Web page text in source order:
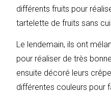
différents fruits pour
tartelette de fruits sans
Le lendemain, ils ont
pour réaliser de très
ensuite décoré leurs
différentes couleurs pour